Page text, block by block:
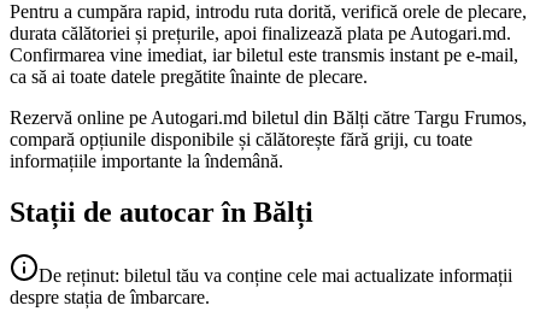
Pentru a cumpăra rapid, introdu ruta dorită, verifică orele de plecare,
durata călătoriei și prețurile, apoi finalizează plata pe Autogari.md.
Confirmarea vine imediat, iar biletul este transmis instant pe e-mail,
ca să ai toate datele pregătite înainte de plecare.
Rezervă online pe Autogari.md biletul din Bălți către Targu Frumos,
compară opțiunile disponibile și călătorește fără griji, cu toate
informațiile importante la îndemână.
Stații de autocar în Bălți
De reținut: biletul tău va conține cele mai actualizate informații
despre stația de îmbarcare.